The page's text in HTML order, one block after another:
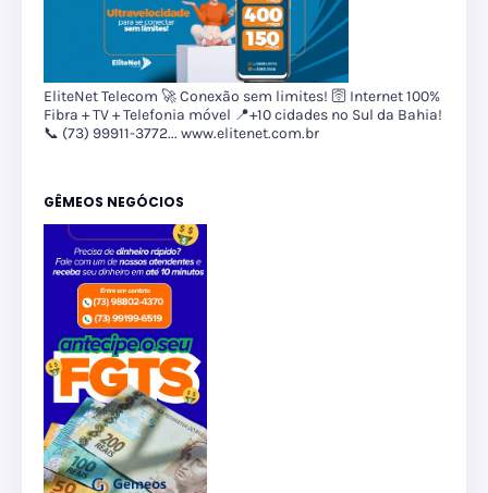
EliteNet Telecom 🚀 Conexão sem limites! 🛜 Internet 100%
Fibra + TV + Telefonia móvel 📍+10 cidades no Sul da Bahia!
📞 (73) 99911-3772... www.elitenet.com.br
GÊMEOS NEGÓCIOS